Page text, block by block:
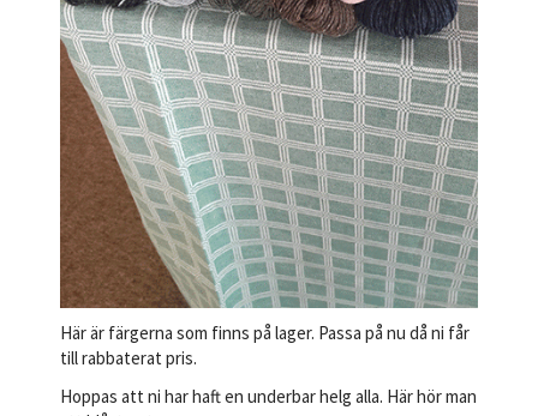
Här är färgerna som finns på lager. Passa på nu då ni får
till rabbaterat pris.
Hoppas att ni har haft en underbar helg alla. Här hör man